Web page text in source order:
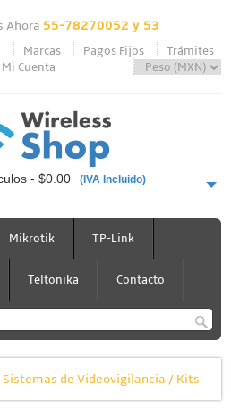
Ahora 55-78270052 y 53
Marcas Pagos Fijos
Trámites
Mi Cuenta
- $0.00 (IVA Incluido)
PAGAR AHORA
Mikrotik TP-Link
Teltonika Contacto
Sistemas de Videovigilancia / Kits